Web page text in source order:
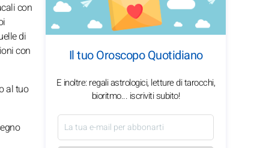
con
di
con
al tuo
Il tuo Oroscopo Quotidiano
E inoltre: regali astrologici, letture di tarocchi,
bioritmo... iscriviti subito!